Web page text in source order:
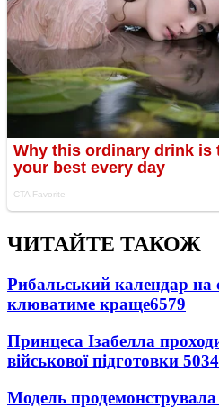
ЧИТАЙТЕ ТАКОЖ
Рибальський календар на
клюватиме краще6579
Принцеса Ізабелла
військової підготовки 5034
Модель